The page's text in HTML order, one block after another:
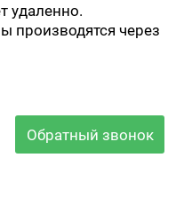
удаленно.
производятся через
Обратный звонок